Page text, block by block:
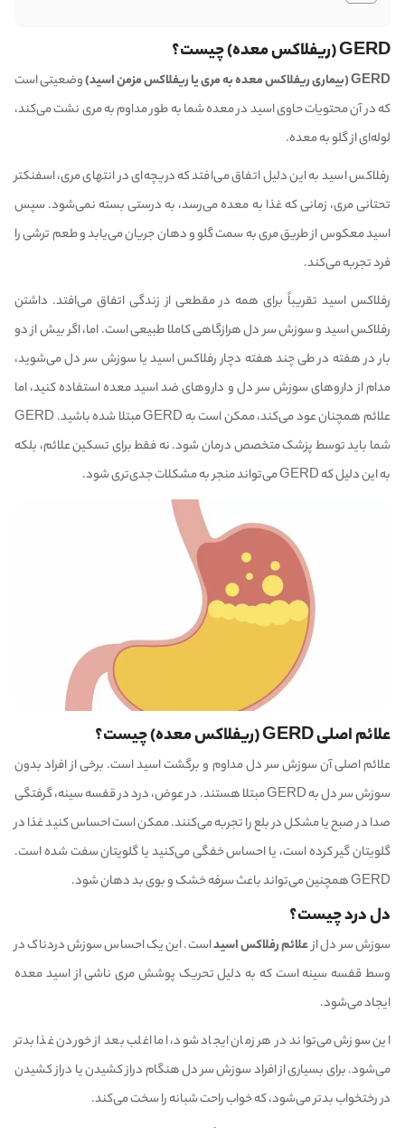
GERD (ریفلاکس معده) چیست؟
GERD (بیماری ریفلاکس معده به مری یا ریفلاکس مزمن اسید)
وضعیتی است
که در آن محتویات حاوی اسید در معده شما به طور مداوم به مری نشت می‌کند،
لوله‌ای از گلو به معده.
رفلاکس اسید به این دلیل اتفاق می‌افتد که دریچه‌ای در انتهای مری، اسفنکتر
تحتانی مری، زمانی که غذا به معده می‌رسد، به درستی بسته نمی‌شود. سپس
اسید معکوس از طریق مری به سمت گلو و دهان جریان می‌یابد و طعم ترشی را
فرد تجربه می‌کند.
رفلاکس اسید تقریباً برای همه در مقطعی از زندگی اتفاق می‌افتد. داشتن
رفلاکس اسید و سوزش سر دل هرازگاهی کاملا طبیعی است. اما، اگر بیش از دو
بار در هفته در طی چند هفته دچار رفلاکس اسید یا سوزش سر دل می‌شوید،
مدام از داروهای سوزش سر دل و داروهای ضد اسید معده استفاده کنید، اما
علائم همچنان عود می‌کند، ممکن است به GERD مبتلا شده باشید. GERD
شما باید توسط پزشک متخصص درمان شود. نه فقط برای تسکین علائم، بلکه
به این دلیل که GERD می‌تواند منجر به مشکلات جدی‌تری شود.
علائم اصلی GERD (ریفلاکس معده) چیست؟
علائم اصلی آن سوزش سر دل مداوم و برگشت اسید است. برخی از افراد بدون
سوزش سر دل به GERD مبتلا هستند. در عوض، درد در قفسه سینه، گرفتگی
صدا در صبح یا مشکل در بلع را تجربه می‌کنند. ممکن است احساس کنید غذا در
گلویتان گیر کرده است، یا احساس خفگی می‌کنید یا گلویتان سفت شده است.
GERD همچنین می‌تواند باعث سرفه خشک و بوی بد دهان شود.
دل درد چیست؟
سوزش سر دل ازعلائم رفلاکس اسیداست. این یک احساس سوزش دردناک در
وسط قفسه سینه است که به دلیل تحریک پوشش مری ناشی از اسید معده
ایجاد می‌شود.
این سوزش می‌تواند در هر زمان ایجاد شود، اما اغلب بعد از خوردن غذا بدتر
می‌شود. برای بسیاری از افراد سوزش سر دل هنگام دراز کشیدن یا دراز کشیدن
در رختخواب بدتر می‌شود، که خواب راحت شبانه را سخت می‌کند.